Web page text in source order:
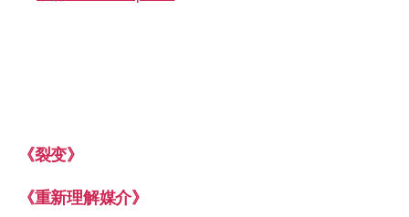
《裂变》
《重新理解媒介》